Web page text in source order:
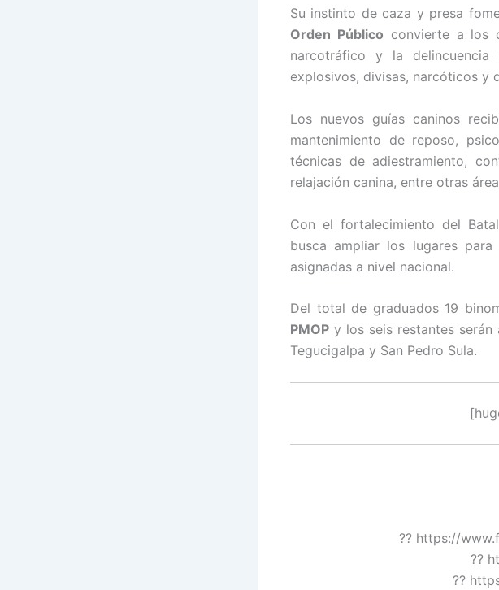
Su instinto de caza y presa
Orden Público convierte a los
narcotráfico y la
explosivos, divisas, narcóticos y
Los nuevos guías caninos
mantenimiento de reposo,
técnicas de adiestramiento,
relajación canina, entre otras
Con el fortalecimiento del
busca ampliar los lugares
asignadas a nivel nacional.
Del total de graduados 19
PMOP y los seis restantes
Tegucigalpa y San Pedro Sula.
?? https://
??
??